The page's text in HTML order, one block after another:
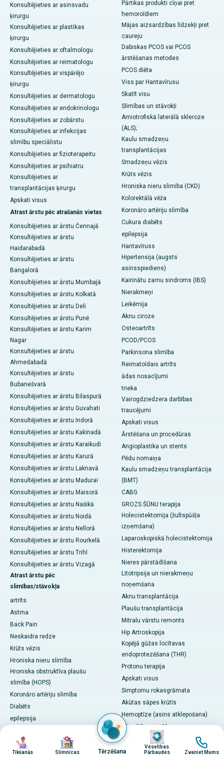
Konsultējieties ar asinsvadu
ķirurgu
Konsultējieties ar plastikas
ķirurgu
Konsultējieties ar oftalmologu
Konsultējieties ar reimatologu
Konsultējieties ar vispārējo
ķirurgu
Konsultējieties ar dermatologu
Konsultējieties ar endokrinologu
Konsultējieties ar zobārstu
Konsultējieties ar infekcijas
slimību speciālistu
Konsultējieties ar fizioterapeitu
Konsultējieties ar psihiatru
Konsultējieties ar
transplantācijas ķirurgu
Apskati visus
Atrast ārstu pēc atrašanās vietas
Konsultējieties ar ārstu Čennajā
Konsultējieties ar ārstu
Haidarabadā
Konsultējieties ar ārstu
Bangalorā
Konsultējieties ar ārstu Mumbajā
Konsultējieties ar ārstu Kolkatā
Konsultējieties ar ārstu Deli
Konsultējieties ar ārstu Punē
Konsultējieties ar ārstu Karim
Nagar
Konsultējieties ar ārstu
Ahmedabadā
Konsultējieties ar ārstu
Bubanešvarā
Konsultējieties ar ārstu Bilaspurā
Konsultējieties ar ārstu Guvahati
Konsultējieties ar ārstu Indorā
Konsultējieties ar ārstu Kakinadā
Konsultējieties ar ārstu Karaikudi
Konsultējieties ar ārstu Karurā
Konsultējieties ar ārstu Laknavā
Konsultējieties ar ārstu Madurai
Konsultējieties ar ārstu Maisorā
Konsultējieties ar ārstu Našikā
Konsultējieties ar ārstu Noidā
Konsultējieties ar ārstu Nellorā
Konsultējieties ar ārstu Rourkelā
Konsultējieties ar ārstu Trihī
Konsultējieties ar ārstu Vizagā
Atrast ārstu pēc
slimības/stāvokļa
artrīts
Astma
Back Pain
Neskaidra redze
Krūts vēzis
Hroniska nieru slimība
Hroniska obstruktīva plaušu
slimība (HOPS)
Koronāro artēriju slimība
Diabēts
epilepsija
slimība (GERD)
Sirdskaite
Pārtikas produkti cīņai pret
hemoroīdiem
Mājas aizsardzības līdzekļi pret
caureju
Dabiskas PCOS vai PCOS
ārstēšanas metodes
PCOS diēta
Viss par Hantavīrusu
Skatīt visu
Slimības un stāvokļi
Amiotrofiskā laterālā skleroze
(ALS);
Kaulu smadzeņu
transplantācijas
Smadzeņu vēzis
Krūts vēzis
Hroniska nieru slimība (CKD)
Kolorektālā vēža
Koronāro artēriju slimība
Cukura diabēts
epilepsija
Hantavīruss
Hipertensija (augsts
asinsspiediens)
Kairinātu zarnu sindroms (IBS)
Nierakmeņi
Leikēmija
Aknu ciroze
Osteoartrīts
PCOD/PCOS
Parkinsona slimība
Reimatoīdais artrīts
ādas nosacījumi
trieka
Vairogdziedzera darbības
traucējumi
Apskati visus
Ārstēšana un procedūras
Angioplastika un stents
Pēdu nomaiņa
Kaulu smadzeņu transplantācija
(BMT)
CABG
GROZS ŠŪNU terapija
Holecistektomija (žultspūšļa
izņemšana)
Laparoskopiskā holecistektomija
Histerektomija
Nieres pārstādīšana
Litotripsija un nierakmeņu
noņemšana
Aknu transplantācija
Plaušu transplantācija
Mitralu vārstu remonts
Hip Artroskopija
Kopējā gūžas locītavas
endoprotezēšana (THR)
Protonu terapija
Apskati visus
Simptomu rokasgrāmata
Akūtas sāpes krūtīs
Hemoptīze (asins atklepošana)
Pārmērīga urinēšana
Neskaidra redze
Paralīze vai smags nejutīgums
attēls
Tikšanās
attēls
Slimnīcas Tērzēšana
attēls
Veselības
Pārbaudes
attēls
Zvaniet Mums